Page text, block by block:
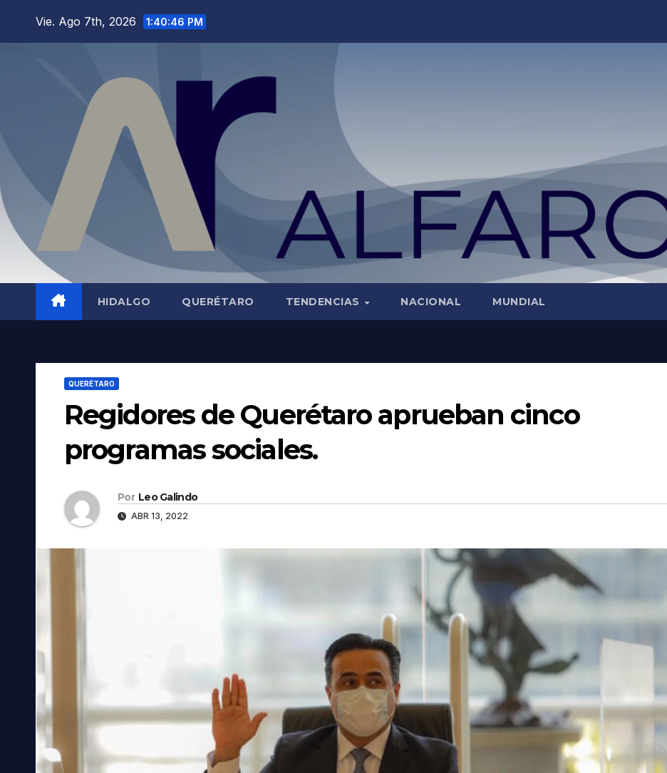
Vie. Ago 7th, 2026 1:40:47 PM
HIDALGO QUERÉTARO TENDENCIAS NACIONAL MUNDIAL
QUERÉTARO
Regidores de Querétaro aprueban cinco
programas sociales.
Por Leo Galindo
ABR 13, 2022